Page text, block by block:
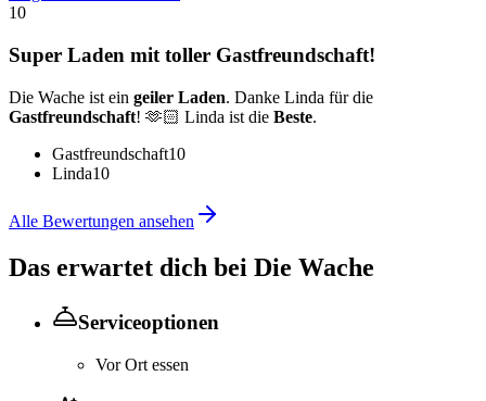
10
Super Laden mit toller Gastfreundschaft!
Die Wache ist ein geiler Laden. Danke Linda für die
Gastfreundschaft! 🫶🏻 Linda ist die Beste.
Gastfreundschaft10
Linda10
Alle Bewertungen ansehen
Das erwartet dich bei Die Wache
Serviceoptionen
Vor Ort essen